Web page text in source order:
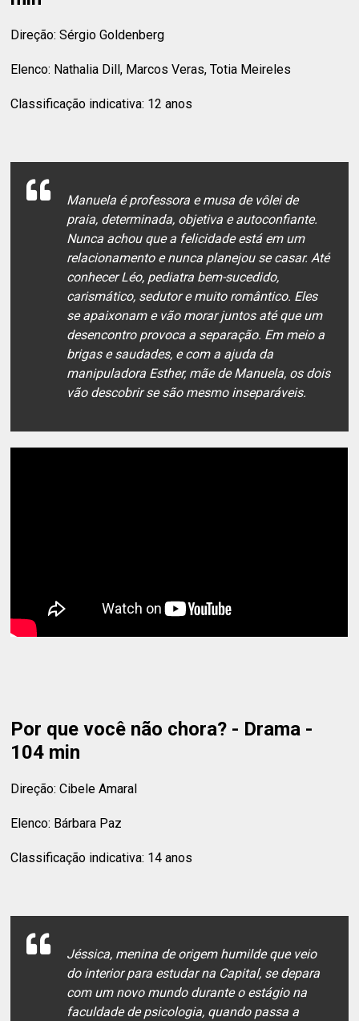
Direção: Sérgio Goldenberg
Elenco: Nathalia Dill, Marcos Veras, Totia Meireles
Classificação indicativa: 12 anos
Manuela é professora e musa de vôlei de
praia, determinada, objetiva e autoconfiante.
Nunca achou que a felicidade está em um
relacionamento e nunca planejou se casar. Até
conhecer Léo, pediatra bem-sucedido,
carismático, sedutor e muito romântico. Eles
se apaixonam e vão morar juntos até que um
desencontro provoca a separação. Em meio a
brigas e saudades, e com a ajuda da
manipuladora Esther, mãe de Manuela, os dois
vão descobrir se são mesmo inseparáveis.
Por que você não chora? - Drama -
104 min
Direção: Cibele Amaral
Elenco: Bárbara Paz
Classificação indicativa: 14 anos
Jéssica, menina de origem humilde que veio
do interior para estudar na Capital, se depara
com um novo mundo durante o estágio na
faculdade de psicologia, quando passa a